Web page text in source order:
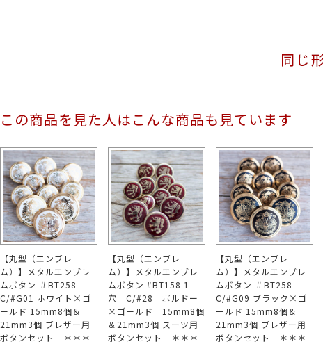
この商品を見た人はこんな商品も見ています
【丸型（エンブレ
ム）】メタルエンブレ
ムボタン ＃BT258
C/#G01 ホワイト×ゴ
ールド 15mm8個＆
21mm3個 ブレザー用
ボタンセット ＊＊＊
【丸型（エンブレ
ム）】メタルエンブレ
ムボタン #BT158 1
穴 C/#28 ボルドー
×ゴールド 15mm8個
＆21mm3個 スーツ用
ボタンセット ＊＊＊
【丸型（エンブレ
ム）】メタルエンブレ
ムボタン ＃BT258
C/#G09 ブラック×ゴ
ールド 15mm8個＆
21mm3個 ブレザー用
ボタンセット ＊＊＊